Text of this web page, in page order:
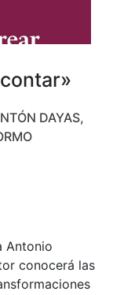
DAYAS,
Antonio
conocerá las